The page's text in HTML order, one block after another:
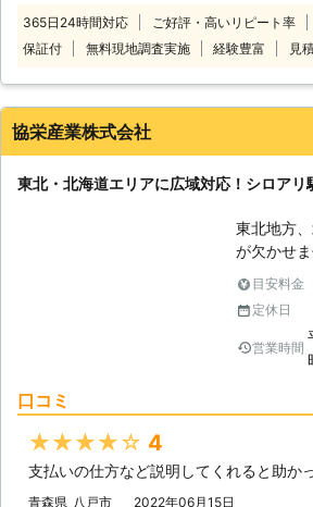
ら、施工
おりますので、安
マンショ
おります
る…一回見
では、ア
ペシャリ
365日24時間対応 ご好評・高いリピート率
保証付
無料現地調査実施 経験豊富 見
協栄産業株式会社
東北・北海道エリアに広域対応！シロア
東北地方
が欠かせ
す。夏の
シロアリ
対処は、
アリに対し
道はヤマ
ロアリと
なく、1箇
目安料金
定休日
営業時間
口コミ
★★★★★ 4
支払いの仕方など説明してくれると助か
青森県 八戸市 2022年06月15日